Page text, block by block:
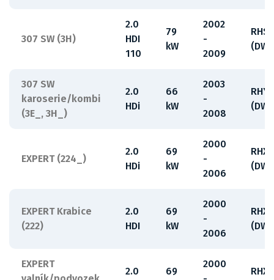
307 SW (3H)
2.0
HDI
110
79
kW
2002
-
2009
RHS
307 SW
karoserie/kombi
(3E_, 3H_)
2.0
HDi
66
kW
2003
-
2008
RHY
EXPERT (224_)
2.0
HDi
69
kW
2000
-
2006
RHX
EXPERT Krabice
(222)
2.0
HDI
69
kW
2000
-
2006
RHX
EXPERT
2.0
69
2000
RHX